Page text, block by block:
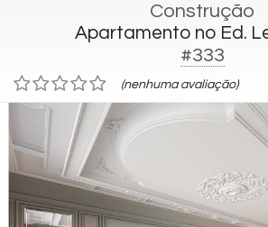
Construção
Apartamento no Ed.
#333
(nenhuma avaliação)